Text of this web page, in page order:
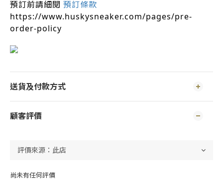
預訂前請細閱 預訂條款
https://www.huskysneaker.com/pages/pre-
order-policy
送貨及付款方式
顧客評價
尚未有任何評價